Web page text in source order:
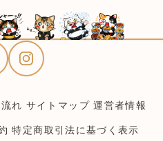
れ サイトマップ 運営者情報
特定商取引法に基づく表示